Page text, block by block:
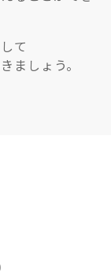
て
ましょう。